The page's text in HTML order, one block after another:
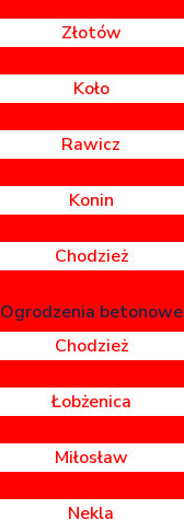
Złotów
Koło
Rawicz
Konin
Chodzież
Ogrodzenia betonowe
Chodzież
Łobżenica
Miłosław
Nekla